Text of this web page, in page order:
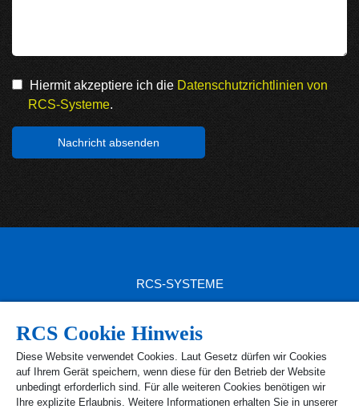
RCS Cookie Hinweis
Diese Website verwendet Cookies. Laut Gesetz dürfen wir Cookies
auf Ihrem Gerät speichern, wenn diese für den Betrieb der Website
unbedingt erforderlich sind. Für alle weiteren Cookies benötigen wir
Ihre explizite Erlaubnis. Weitere Informationen erhalten Sie in unserer
Hiermit akzeptiere ich die Datenschutzrichtlinien von
RCS-Systeme.
RCS-SYSTEME
RCS KONTAKT
Ust.-Id Nr. DE 1 63 89 40 52